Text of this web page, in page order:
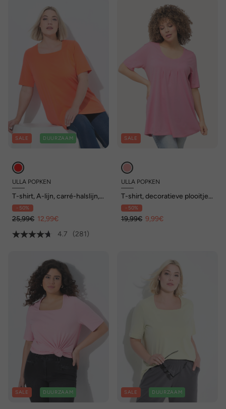
SALE DUURZAAM
ULLA POPKEN
T-shirt, A-lijn, carré-halslijn,
korte mouwen
- 50%
25,99€ 12,99€
4.7
(281)
SALE
ULLA POPKEN
T-shirt, decoratieve plooitjes,
A-lijn, ronde hals, korte
mouwen, modal
- 50%
19,99€ 9,99€
SALE DUURZAAM SALE DUURZAAM